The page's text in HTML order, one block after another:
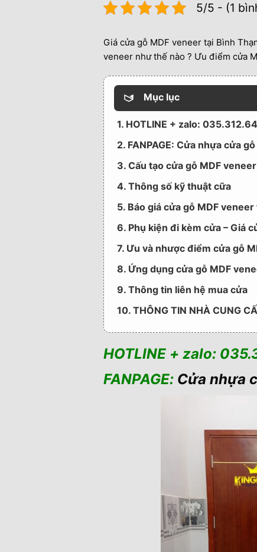
5/5 - (1
Giá cửa gỗ MDF veneer tại Bình
veneer như thế nào ? Ưu điểm cửa
Mục lục
1. HOTLINE + zalo:
2. FANPAGE: Cửa nhựa cửa gỗ
3. Cấu tạo cửa gỗ MDF
4. Thông số kỹ thuật cữa
5. Báo giá cửa gỗ MDF
6. Phụ kiện đi kèm cửa – Giá
7. Ưu và nhược điểm cửa gỗ
8. Ứng dụng cửa gỗ MDF
9. Thông tin liên hệ mua cửa
10. THÔNG TIN NHÀ CUNG
HOTLINE + zalo:
FANPAGE: Cửa nhựa